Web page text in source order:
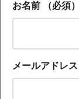
お名前 （必須）
メールアドレス